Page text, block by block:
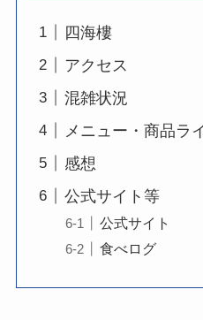
四海樓
アクセス
混雑状況
メニュー・商品ラ
感想
公式サイト等
公式サイト
食べログ